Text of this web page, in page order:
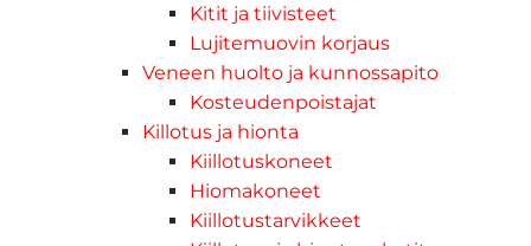
Kitit ja tiivisteet
Lujitemuovin korjaus
Veneen huolto ja kunnossapito
Kosteudenpoistajat
Killotus ja hionta
Kiillotuskoneet
Hiomakoneet
Kiillotustarvikkeet